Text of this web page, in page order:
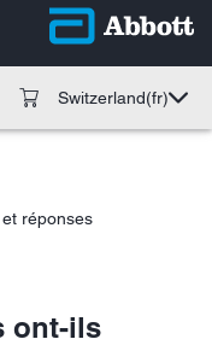
Switzerland(fr)
réponses
ont-ils